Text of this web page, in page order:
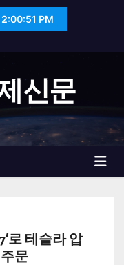
2:00:52 PM
신문
로 테슬라 압
문